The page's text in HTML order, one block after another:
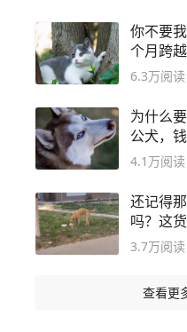
你不要
个月跨
主人
6.3万阅读
为什么
公犬，
4.1万阅读
还记得
吗？这
3.7万阅读
查看更